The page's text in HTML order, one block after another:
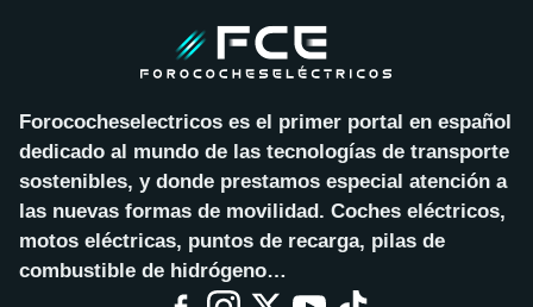
Forococheselectricos es el primer portal en español
dedicado al mundo de las tecnologías de transporte
sostenibles, y donde prestamos especial atención a
las nuevas formas de movilidad. Coches eléctricos,
motos eléctricas, puntos de recarga, pilas de
combustible de hidrógeno…